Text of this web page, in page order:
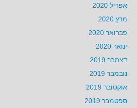
אפריל 2020
מרץ 2020
פברואר 2020
ינואר 2020
דצמבר 2019
נובמבר 2019
אוקטובר 2019
ספטמבר 2019